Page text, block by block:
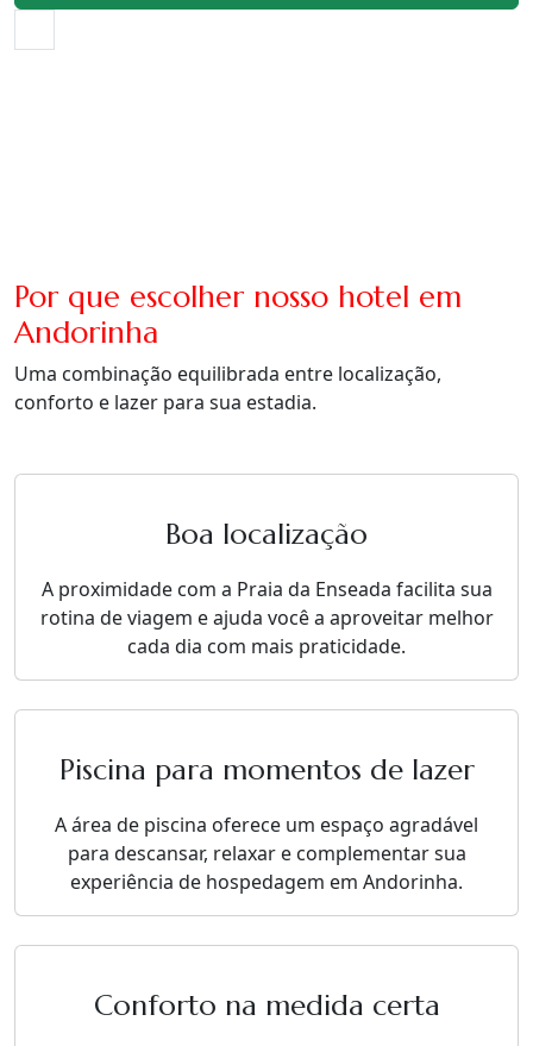
Por que escolher nosso hotel em
Andorinha
Uma combinação equilibrada entre localização,
conforto e lazer para sua estadia.
Boa localização
A proximidade com a Praia da Enseada facilita sua
rotina de viagem e ajuda você a aproveitar melhor
cada dia com mais praticidade.
Piscina para momentos de lazer
A área de piscina oferece um espaço agradável
para descansar, relaxar e complementar sua
experiência de hospedagem em Andorinha.
Conforto na medida certa